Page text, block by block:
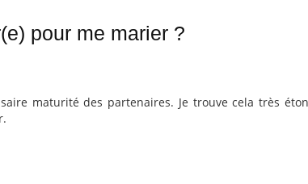
pour me marier ?
maturité des partenaires. Je trouve cela très